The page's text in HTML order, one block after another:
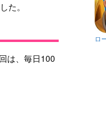
た。
は、毎日100
ロ